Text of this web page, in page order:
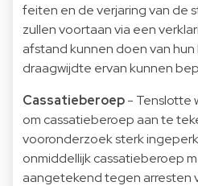
feiten en de verjaring van de
zullen voortaan via een
afstand kunnen doen van
draagwijdte ervan kunnen
Cassatieberoep- Tenslotte
om cassatieberoep aan te
vooronderzoek sterk
onmiddellijk cassatieberoep
aangetekend tegen arresten